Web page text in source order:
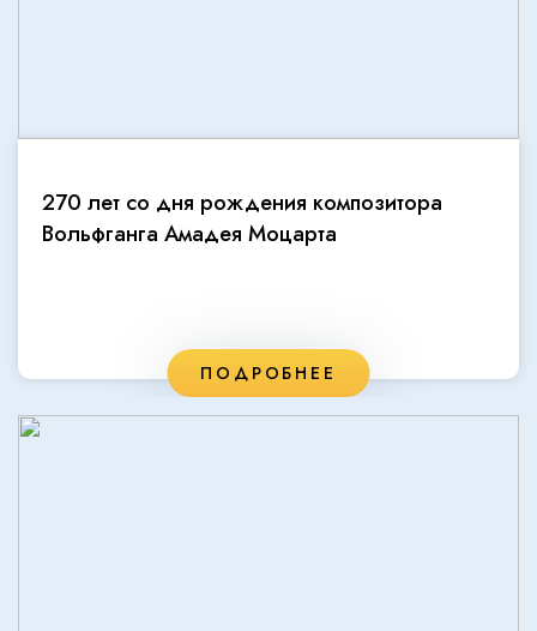
270 лет со дня рождения композитора
Вольфганга Амадея Моцарта
ПОДРОБНЕЕ